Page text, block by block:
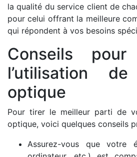
la qualité du service client de
pour celui offrant la meilleure
qui répondent à vos besoins
Conseils pour
l’utilisation
optique
Pour tirer le meilleur parti de
optique, voici quelques conseils
Assurez-vous que votre